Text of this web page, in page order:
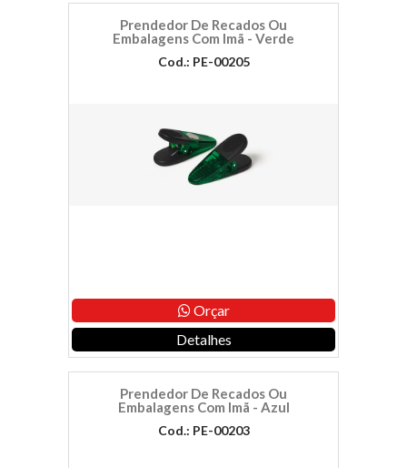
Prendedor De Recados Ou
Embalagens Com Imã - Verde
Cod.: PE-00205
Orçar
Detalhes
Prendedor De Recados Ou
Embalagens Com Imã - Azul
Cod.: PE-00203